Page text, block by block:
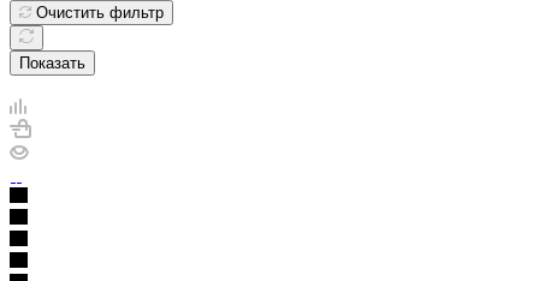
Очистить фильтр
Показать